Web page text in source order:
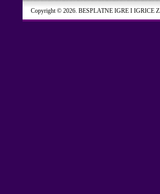
Copyright © 2026. BESPLATNE IGRE I IGRICE